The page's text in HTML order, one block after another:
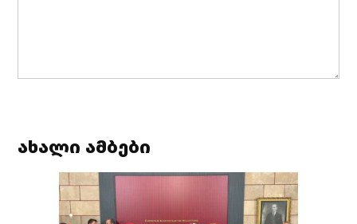
ახალი ამბები